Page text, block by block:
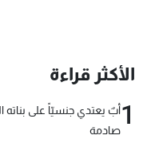
الأكثر قراءة
1أبٌ يعتدي جنسيّاً على بناته
صادمة